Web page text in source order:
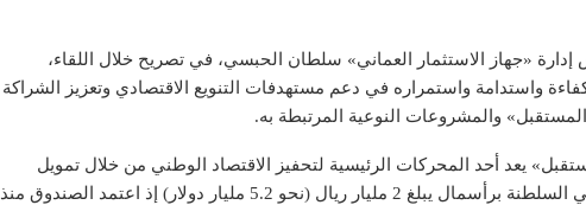
«جهاز الاستثمار العماني» سلطان الحبسي، في تصريح خلال اللقاء،
واستدامة واستمراره في دعم مستهدفات التنويع الاقتصادي وتعزيز الشراكة
والمشروعات النوعية المرتبطة به.
يعد أحد المحركات الرئيسية لتحفيز الاقتصاد الوطني من خلال تمويل
المشروعات ودعم الاستثمار الجريء في السلطنة برأسمال يبلغ 2 مليار ريال (نحو 5.2 مليار دولار) إذ اعتمد الصندوق منذ